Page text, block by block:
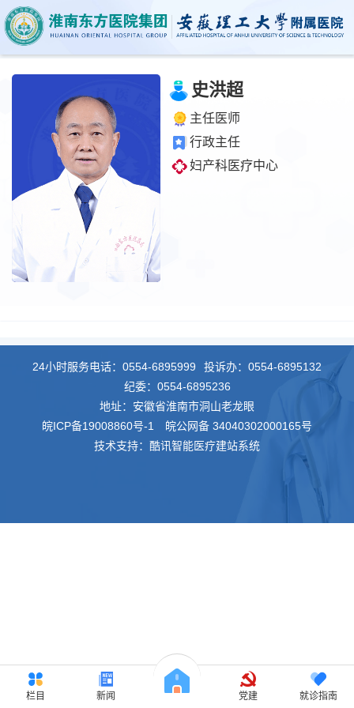
史洪超
主任医师
行政主任
妇产科医疗中心
栏目 新闻 党建 就诊指南
24小时服务电话： 0554-6895999 投诉办： 0554-6895132
纪委： 0554-6895236
地址：安徽省淮南市洞山老龙眼
皖ICP备19008860号-1
皖公网备 34040302000165号
技术支持：酷讯智能医疗建站系统